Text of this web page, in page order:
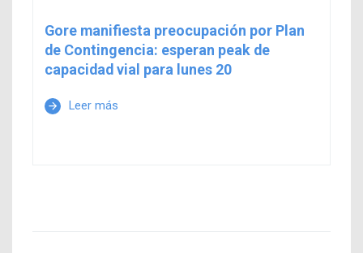
Gore manifiesta preocupación por Plan
de Contingencia: esperan peak de
capacidad vial para lunes 20
arrow_forward Leer más